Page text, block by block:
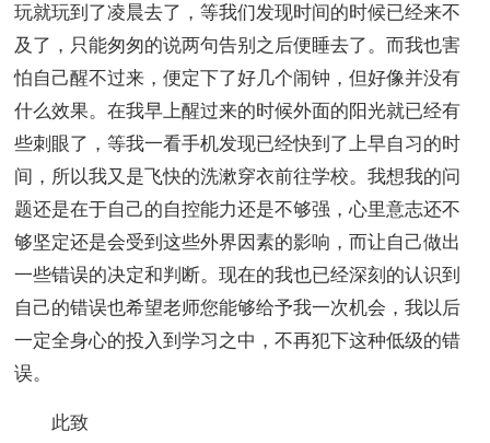
玩就玩到了凌晨去了，等我们发现时间的时候已经来不
及了，只能匆匆的说两句告别之后便睡去了。而我也害
怕自己醒不过来，便定下了好几个闹钟，但好像并没有
什么效果。在我早上醒过来的时候外面的阳光就已经有
些刺眼了，等我一看手机发现已经快到了上早自习的时
间，所以我又是飞快的洗漱穿衣前往学校。我想我的问
题还是在于自己的自控能力还是不够强，心里意志还不
够坚定还是会受到这些外界因素的影响，而让自己做出
一些错误的决定和判断。现在的我也已经深刻的认识到
自己的错误也希望老师您能够给予我一次机会，我以后
一定全身心的投入到学习之中，不再犯下这种低级的错
误。
此致